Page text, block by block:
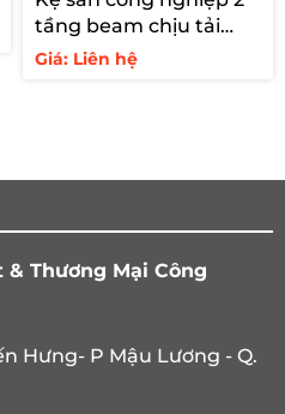
tầng beam chịu tải
1500kg/tầng
Giá: Liên hệ
& Thương Mại Công
Hưng- P Mậu Lương - Q.